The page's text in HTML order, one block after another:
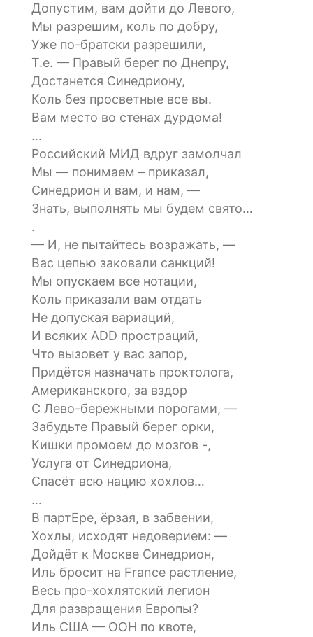
Допустим, вам дойти до Левого,
Мы разрешим, коль по добру,
Уже по-братски разрешили,
Т.е. — Правый берег по Днепру,
Достанется Синедриону,
Коль без просветные все вы.
Вам место во стенах дурдома!
…
Российский МИД вдруг замолчал
Мы — понимаем – приказал,
Синедрион и вам, и нам, —
Знать, выполнять мы будем свято…
.
— И, не пытайтесь возражать, —
Вас цепью заковали санкций!
Мы опускаем все нотации,
Коль приказали вам отдать
Не допуская вариаций,
И всяких ADD простраций,
Что вызовет у вас запор,
Придётся назначать проктолога,
Американского, за вздор
С Лево-бережными порогами, —
Забудьте Правый берег орки,
Кишки промоем до мозгов -,
Услуга от Синедриона,
Спасёт всю нацию хохлов…
…
В партЕре, ёрзая, в забвении,
Хохлы, исходят недоверием: —
Дойдёт к Москве Синедрион,
Иль бросит на France растление,
Весь про-хохлятский легион
Для развращения Европы?
Иль США — ООН по квоте,